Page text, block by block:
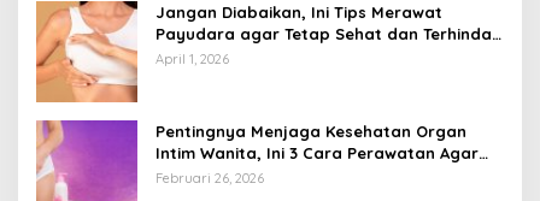
Jangan Diabaikan, Ini Tips Merawat
Payudara agar Tetap Sehat dan Terhindar
dari Risiko Penyakit
April 1, 2026
Pentingnya Menjaga Kesehatan Organ
Intim Wanita, Ini 3 Cara Perawatan Agar
Tetap Bersih
Februari 26, 2026